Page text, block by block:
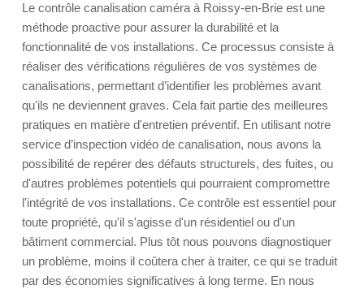
Le contrôle canalisation caméra à Roissy-en-Brie est une
méthode proactive pour assurer la durabilité et la
fonctionnalité de vos installations. Ce processus consiste à
réaliser des vérifications régulières de vos systèmes de
canalisations, permettant d’identifier les problèmes avant
qu'ils ne deviennent graves. Cela fait partie des meilleures
pratiques en matière d'entretien préventif. En utilisant notre
service d’inspection vidéo de canalisation, nous avons la
possibilité de repérer des défauts structurels, des fuites, ou
d'autres problèmes potentiels qui pourraient compromettre
l'intégrité de vos installations. Ce contrôle est essentiel pour
toute propriété, qu'il s'agisse d'un résidentiel ou d'un
bâtiment commercial. Plus tôt nous pouvons diagnostiquer
un problème, moins il coûtera cher à traiter, ce qui se traduit
par des économies significatives à long terme. En nous